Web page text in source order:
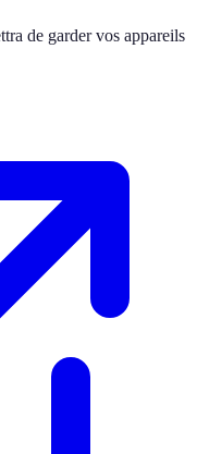
de garder vos appareils